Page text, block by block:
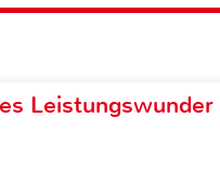
Leistungswunder